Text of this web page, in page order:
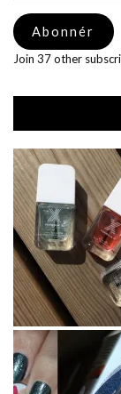
adresse
Abonnér
Join 37 other